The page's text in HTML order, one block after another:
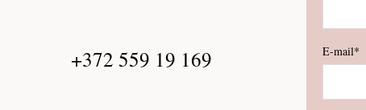
+372 559 19 169 E-mail